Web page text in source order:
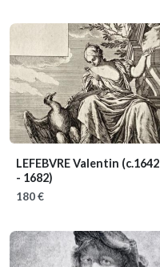
LEFEBVRE Valentin (c.1642
- 1682)
180 €